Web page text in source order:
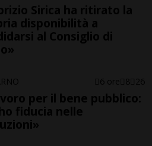
Sirica ha ritirato la
disponibilità a
al Consiglio di
6 ore 8 26
per il bene pubblico:
fiducia nelle